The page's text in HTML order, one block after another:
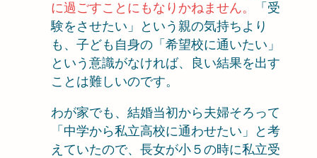
に過ごすことにもなりかねません。
「受
験をさせたい」という親の気持ちより
も、子ども自身の「希望校に通いたい」
という意識がなければ、良い結果を出す
ことは難しいのです。
わが家でも、結婚当初から夫婦そろって
「中学から私立高校に通わせたい」と考
えていたので、長女が小５の時に私立受